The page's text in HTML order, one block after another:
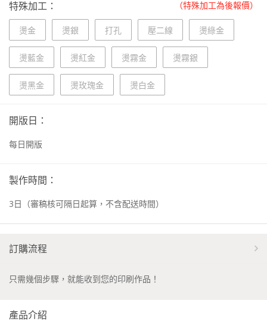
特殊加工： （特殊加工為後報價）
燙金 燙銀 打孔 壓二線 燙綠金
燙藍金 燙紅金 燙霧金 燙霧銀
燙黑金 燙玫瑰金 燙白金
開版日：
每日開版
製作時間：
3日 （審稿核可隔日起算，不含配送時間）
訂購流程
只需幾個步驟，就能收到您的印刷作品！
產品介紹